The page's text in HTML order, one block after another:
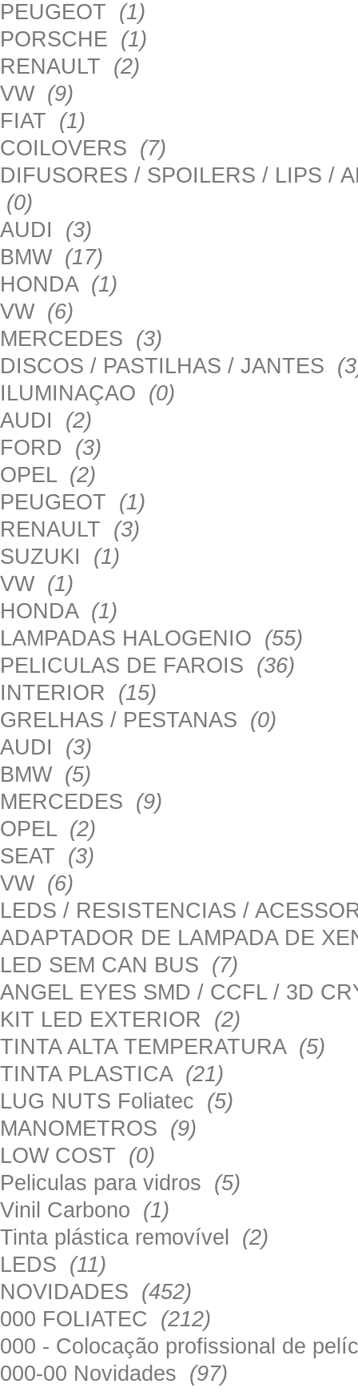
PEUGEOT (1)
PORSCHE (1)
RENAULT (2)
VW (9)
FIAT (1)
COILOVERS (7)
DIFUSORES / SPOILERS / LIPS /
(0)
AUDI (3)
BMW (17)
HONDA (1)
VW (6)
MERCEDES (3)
DISCOS / PASTILHAS / JANTES
ILUMINAÇAO (0)
AUDI (2)
FORD (3)
OPEL (2)
PEUGEOT (1)
RENAULT (3)
SUZUKI (1)
VW (1)
HONDA (1)
LAMPADAS HALOGENIO (55)
PELICULAS DE FAROIS (36)
INTERIOR (15)
GRELHAS / PESTANAS (0)
AUDI (3)
BMW (5)
MERCEDES (9)
OPEL (2)
SEAT (3)
VW (6)
LEDS / RESISTENCIAS /
ADAPTADOR DE LAMPADA DE
LED SEM CAN BUS (7)
ANGEL EYES SMD / CCFL / 3D
KIT LED EXTERIOR (2)
TINTA ALTA TEMPERATURA (5)
TINTA PLASTICA (21)
LUG NUTS Foliatec (5)
MANOMETROS (9)
LOW COST (0)
Peliculas para vidros (5)
Vinil Carbono (1)
Tinta plástica removível (2)
LEDS (11)
NOVIDADES (452)
000 FOLIATEC (212)
000 - Colocação profissional de
000-00 Novidades (97)